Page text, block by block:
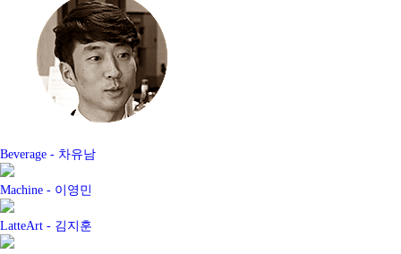
Beverage - 차유남
Machine - 이영민
LatteArt - 김지훈